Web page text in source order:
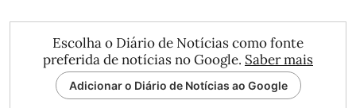
Escolha o Diário de Notícias como fonte
preferida de notícias no Google. Saber mais
Adicionar o Diário de Notícias ao Google